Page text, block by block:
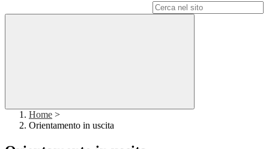
Home >
Orientamento in uscita